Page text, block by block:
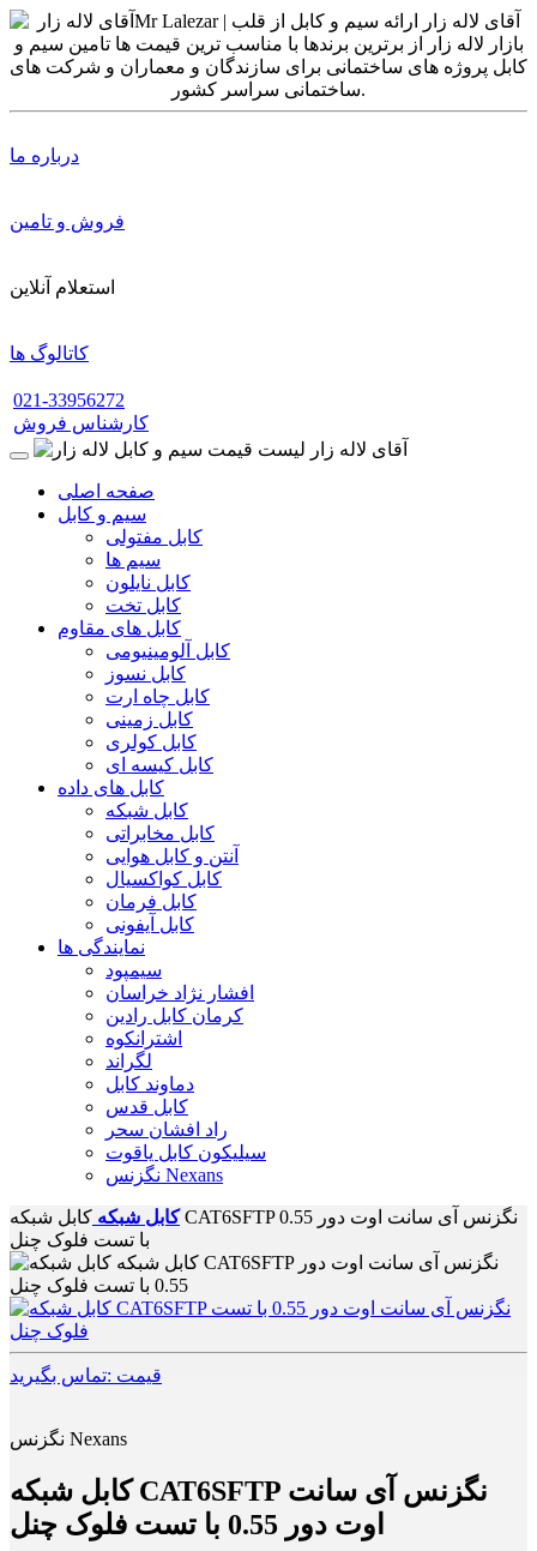
درباره ما
فروش و تامین
استعلام آنلاین
کاتالوگ ها
021-33956272
کارشناس فروش
صفحه اصلی
سیم و کابل
کابل مفتولی
سیم ها
کابل نایلون
کابل تخت
کابل های مقاوم
کابل آلومینیومی
کابل نسوز
کابل چاه ارت
کابل زمینی
کابل کولری
کابل کیسه ای
کابل های داده
کابل شبکه
کابل مخابراتی
آنتن و کابل هوایی
کابل کواکسیال
کابل فرمان
کابل آیفونی
نمایندگی ها
سیمپود
افشار نژاد خراسان
کرمان کابل رادین
اشترانکوه
لگراند
دماوند کابل
کابل قدس
راد افشان سحر
سیلیکون کابل یاقوت
نگزنس Nexans
کابل شبکه کابل شبکه CAT6SFTP نگزنس آی سانت اوت دور 0.55
با تست فلوک چنل
قیمت :تماس بگیرید
نگزنس Nexans
کابل شبکه CAT6SFTP نگزنس آی سانت
اوت دور 0.55 با تست فلوک چنل